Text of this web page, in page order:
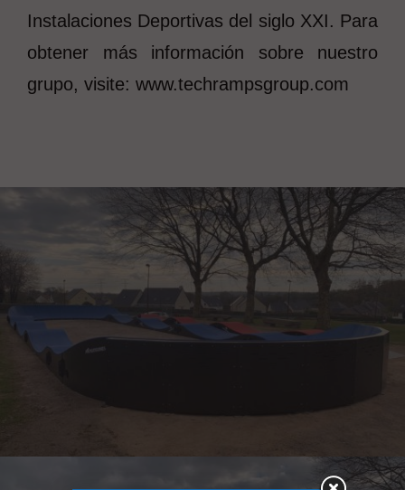
Instalaciones Deportivas del siglo XXI. Para
obtener más información sobre nuestro
grupo, visite: www.techrampsgroup.com